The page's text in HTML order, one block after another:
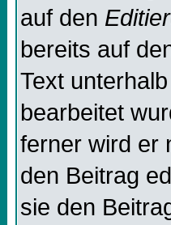
auf den
bereits auf
Text
bearbeitet
ferner wird er
den Beitrag
sie den